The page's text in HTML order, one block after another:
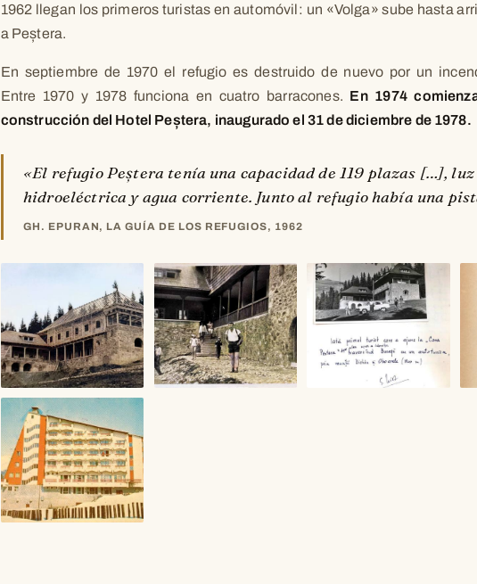
1962 llegan los primeros turistas en automóvil: un «Volga» sube hasta
a Peștera.
En septiembre de 1970 el refugio es destruido de nuevo por un
Entre 1970 y 1978 funciona en cuatro barracones. En 1974
construcción del Hotel Peștera, inaugurado el 31 de diciembre de 1978.
«El refugio Peștera tenía una capacidad de 119 plazas […],
hidroeléctrica y agua corriente. Junto al refugio había una
GH. EPURAN, LA GUÍA DE LOS REFUGIOS, 1962